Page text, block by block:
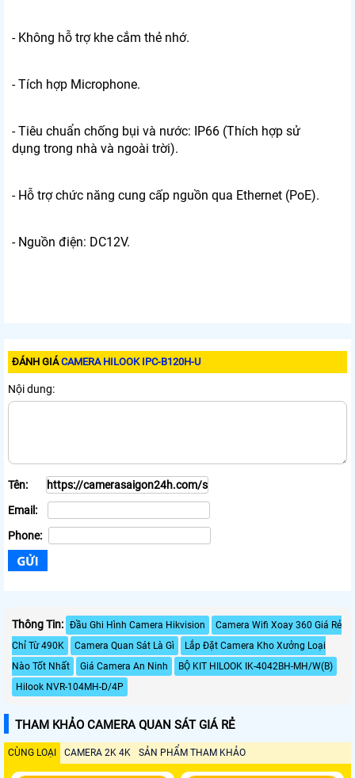
- Không hỗ trợ khe cắm thẻ nhớ.
- Tích hợp Microphone.
- Tiêu chuẩn chống bụi và nước: IP66 (Thích hợp sử
dụng trong nhà và ngoài trời).
- Hỗ trợ chức năng cung cấp nguồn qua Ethernet (PoE).
- Nguồn điện: DC12V.
ĐÁNH GIÁCAMERA HILOOK IPC-B120H-U
Nội dung:
Tên:
Email:
Phone:
Thông Tin: Đầu Ghi Hình Camera Hikvision
Camera Wifi Xoay 360 Giá Rẻ
Chỉ Từ 490K
Camera Quan Sát Là Gì
Lắp Đặt Camera Kho Xưởng Loại
Nào Tốt Nhất
Giá Camera An Ninh
BỘ KIT HILOOK IK-4042BH-MH/W(B)
Hilook NVR-104MH-D/4P
THAM KHẢO CAMERA QUAN SÁT GIÁ RẺ
CÙNG LOẠI CAMERA 2K 4K SẢN PHẨM THAM KHẢO